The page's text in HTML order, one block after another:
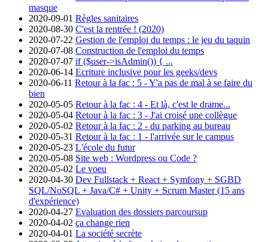
masque
2020-09-01 Règles sanitaires
2020-08-30 C'est la rentrée ! (2020)
2020-07-22 Gestion de l'emploi du temps : le jeu du taquin
2020-07-08 Construction de l'emploi du temps
2020-07-07 if ($user->isAdmin()) { ...
2020-06-14 Ecriture inclusive pour les geeks/devs
2020-06-11 Retour à la fac : 5 - Y'a pas de mal à se faire du
bien
2020-05-05 Retour à la fac : 4 - Et là, c'est le drame...
2020-05-04 Retour à la fac : 3 - J'ai croisé une collègue
2020-05-02 Retour à la fac : 2 - du parking au bureau
2020-05-31 Retour à la fac : 1 - l'arrivée sur le campus
2020-05-23 L'école du futur
2020-05-08 Site web : Wordpress ou Code ?
2020-05-02 Le voeu
2020-04-30 Dev Fullstack + React + Symfony + SGBD
SQL/NoSQL + Java/C# + Unity + Scrum Master (15 ans
d'expérience)
2020-04-27 Evaluation des dossiers parcoursup
2020-04-02 ça change rien
2020-04-01 La société secrète